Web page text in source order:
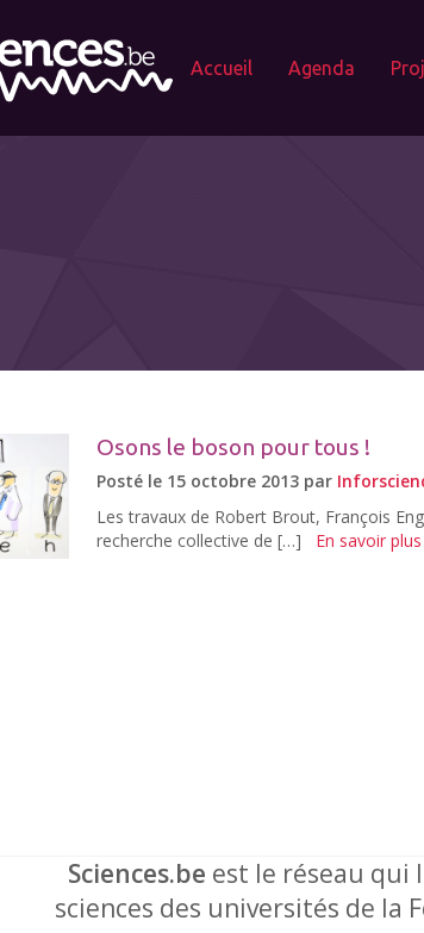
Accueil Agenda
Osons le boson pour tous !
Posté le 15 octobre 2013 par
Les travaux de Robert Brout, François
recherche collective de […]
En savoir plus
Sciences.be est le réseau qui
sciences des universités de la